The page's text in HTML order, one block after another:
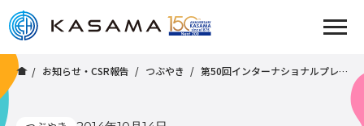
お知らせ・CSR報告 つぶやき 第50回インターナショナルプレミアム・インセンティブショー秋2014